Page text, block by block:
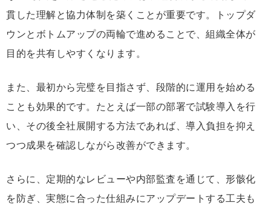
貫した理解と協力体制を築くことが重要です。トップダ
ウンとボトムアップの両輪で進めることで、組織全体が
目的を共有しやすくなります。
また、最初から完璧を目指さず、段階的に運用を始める
ことも効果的です。たとえば一部の部署で試験導入を行
い、その後全社展開する方法であれば、導入負担を抑え
つつ成果を確認しながら改善ができます。
さらに、定期的なレビューや内部監査を通じて、形骸化
を防ぎ、実態に合った仕組みにアップデートする工夫も